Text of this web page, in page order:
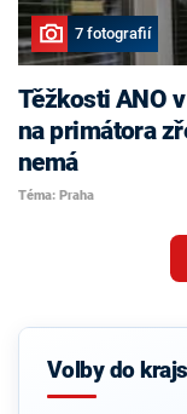
7 fotografií
Těžkosti ANO
na primátora
nemá
Téma: Praha
Volby do